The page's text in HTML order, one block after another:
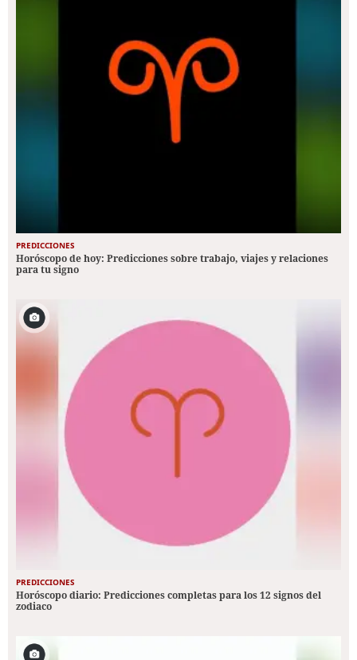
PREDICCIONES
Horóscopo de hoy: Predicciones sobre trabajo, viajes y relaciones
para tu signo
PREDICCIONES
Horóscopo diario: Predicciones completas para los 12 signos del
zodiaco